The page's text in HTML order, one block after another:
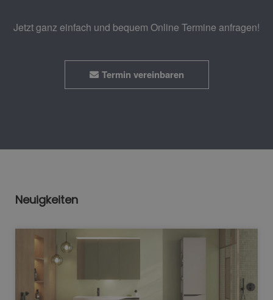
Jetzt ganz einfach und bequem Online Termine anfragen!
Termin vereinbaren
Neuigkeiten